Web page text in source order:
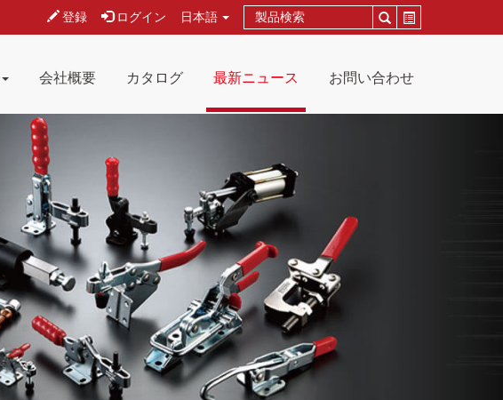
日本語
ログイン
登録
会社概要 カタログ 最新ニュース お問い合わせ